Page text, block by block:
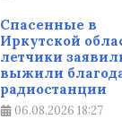
Спасенные в
Иркутской
летчики
выжили
радиостанции
06.08.2026 18:27